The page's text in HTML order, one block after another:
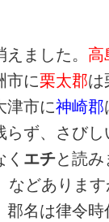
ました。
市に栗太郡
津市に神崎郡
ず、さび
エチと読
などありま
名は律令